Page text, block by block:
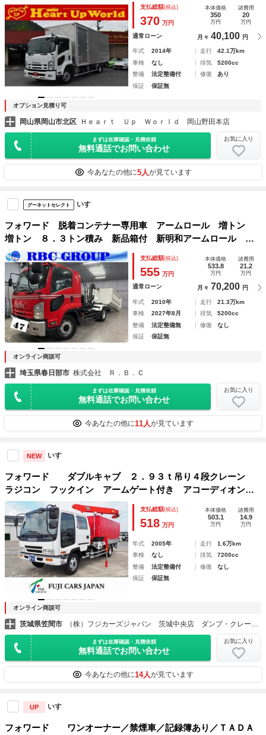
支払総額(税込)
370 万円
本体価格
350
万円
諸費用
20
万円
通常ローン 月々 40,100 円
年式 2014年 走行
42.1万km
車検
なし 排気
5200cc
整備
法定整備付 修復
あり
保証
保証無
オプション見積り可
岡山県岡山市北区 Ｈｅａｒｔ Ｕｐ Ｗｏｒｌｄ 岡山野田本店
まずは在庫確認・見積依頼
無料通話でお問い合わせ
お気に入り
今あなたの他に5人が見ています
グーネットセレクト いすゞ
フォワード 脱着コンテナー専用車 アームロール 増トン
増トン ８．３トン積み 新品箱付 新明和アームロール ツ
インホイスト ベッド付 ＭＴミッション スマートデジタル
バックミラー ＥＴＣ 電動ミラー
支払総額(税込)
555 万円
本体価格
533.8
万円
諸費用
21.2
万円
通常ローン 月々 70,200 円
年式 2010年 走行
21.3万km
車検
2027年8月 排気
5200cc
整備
法定整備無 修復
なし
保証
保証無
オンライン商談可
埼玉県春日部市 株式会社 Ｒ．Ｂ．Ｃ
まずは在庫確認・見積依頼
無料通話でお問い合わせ
お気に入り
今あなたの他に11人が見ています
NEW いすゞ
フォワード ダブルキャブ ２．９３ｔ吊り４段クレーン
ラジコン フックイン アームゲート付き アコーディオン
幌 積載５．１ｔ 荷台寸長さ４５３幅２１８高さ１４５ 荷
台床板張り 床フック４対 ラッシングレール
支払総額(税込)
518 万円
本体価格
503.1
万円
諸費用
14.9
万円
年式 2005年 走行
1.6万km
車検
なし 排気
7200cc
整備
法定整備付 修復
なし
保証
保証無
オンライン商談可
茨城県笠間市 （株）フジカーズジャパン 茨城中央店 ダンプ・クレーン・トラック
まずは在庫確認・見積依頼
無料通話でお問い合わせ
お気に入り
今あなたの他に14人が見ています
UP いすゞ
フォワード ワンオーナー／禁煙車／記録簿あり／ＴＡＤＡ